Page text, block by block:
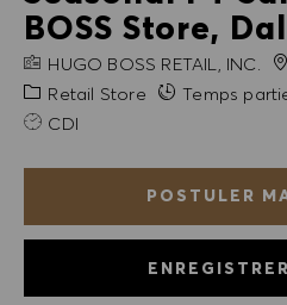
BOSS Store,
NOM DE L'ENTREPRISE
HUGO BOSS RETAIL, INC.
Catégorie
Retail Store Temps
CDI
POSTULER